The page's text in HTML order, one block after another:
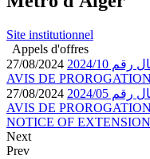
Site institutionnel
Appels d'offres
2024/10
27/08/2024
AVIS DE
2024/05
27/08/2024
AVIS DE
NOTICE OF
Next
Prev